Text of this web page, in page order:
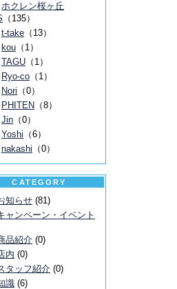
ホクレン桜ヶ丘
（135）
t-take （13）
kou （1）
TAGU （1）
Ryo-co （1）
Nori （0）
PHITEN （8）
Jin （0）
Yoshi （6）
nakashi （0）
CATEGORY
知らせ (81)
ャンペーン・イベント
品紹介 (0)
内 (0)
タッフ紹介 (0)
識 (6)